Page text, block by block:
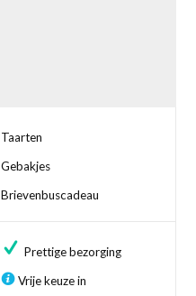
Taarten
Gebakjes
Brievenbuscadeau
Prettige bezorging
Vrije keuze in